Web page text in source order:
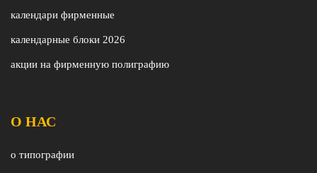
календари фирменные
календарные блоки 2026
акции на фирменную полиграфию
О НАС
о типографии